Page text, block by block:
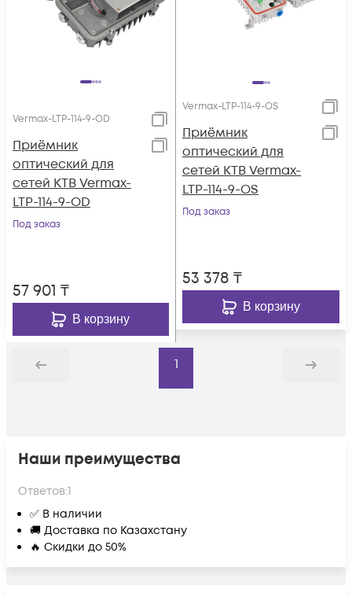
Vermax-LTP-114-9-OD
Приёмник
оптический для
сетей КТВ Vermax-
LTP-114-9-OD
Под заказ
57 901 ₸
В корзину
Vermax-LTP-114-9-OS
Приёмник
оптический для
сетей КТВ Vermax-
LTP-114-9-OS
Под заказ
53 378 ₸
В корзину
Назад
1
Дальше
Наши преимущества
Ответов:1
✅ В наличии
🚚 Доставка по Казахстану
🔥 Скидки до 50%